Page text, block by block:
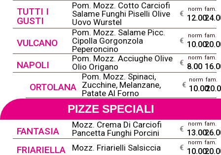
TUTTI I
GUSTI
@
Pom. Mozz. Cotto Carciofi
Salame Funghi Piselli Olive
Uovo Wurstel
€
norm
12.00
fam.
VULCANO @
Pom. Mozz. Salame Picc.
Cipolla Gorgonzola
Peperoncino
€
norm
10.00
fam.
NAPOLI @Pom. Mozz. Acciughe Olive
Olio Origano
€
norm
8.00
fam.
ORTOLANA @
Pom. Mozz. Spinaci,
Zucchine, Melanzane,
Patate Al Forno
€
norm
10.00
fam.
PIZZE SPECIALI
FANTASIA @Mozz. Crema Di Carciofi
Pancetta Funghi Porcini
€
norm
13.00
fam.
FRIARIELLA @Mozz. Friarielli Salsiccia €
norm
10.00
fam.